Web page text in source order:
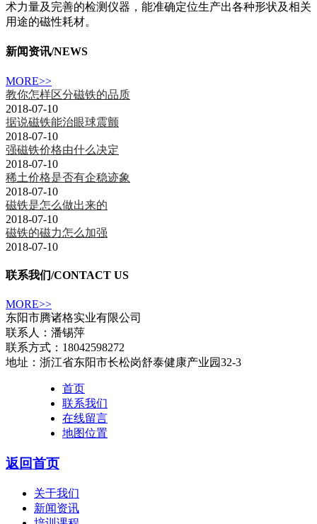
术力量及完善的检测仪器，能准确定位生产出各种形状及相关
用途的磁性耗材。
新闻资讯/NEWS
MORE>>
教你怎样区分磁铁的品质
2018-07-10
据说磁铁能治眼球震颤
2018-07-10
强磁铁价格由什么决定
2018-07-10
稀土价格是否有企稳迹象
2018-07-10
磁铁是怎么做出来的
2018-07-10
磁铁的磁力怎么加强
2018-07-10
联系我们/CONTACT US
MORE>>
东阳市腾诸格实业有限公司
联系人：潘锡萍
联系方式：18042598272
地址：浙江省东阳市长松岗舒泰健康产业园32-3
首页
联系我们
在线留言
地图位置
返回首页
关于我们
新闻资讯